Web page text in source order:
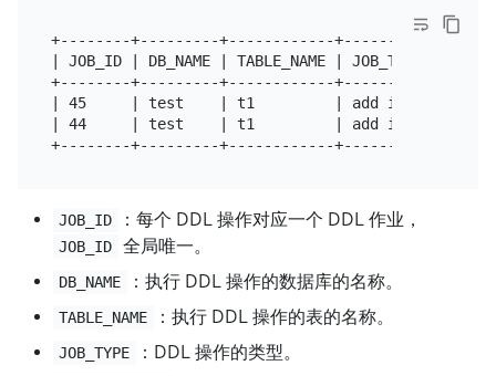
+--------+---------+------------+---------------
| JOB_ID | DB_NAME | TABLE_NAME |
+--------+---------+------------+---------------
| 45     | test    | t1         | add index     |
| 44     | test    | t1         | add index     |
JOB_ID ：每个 DDL 操作对应一个 DDL 作业，
JOB_ID 全局唯一。
DB_NAME ：执行 DDL 操作的数据库的名称。
TABLE_NAME ：执行 DDL 操作的表的名称。
JOB_TYPE ：DDL 操作的类型。